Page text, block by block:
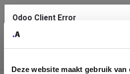
Deze website maakt gebruik van
Odoo Client Error